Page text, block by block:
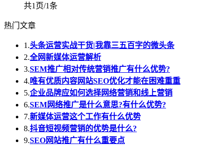
共1页/1条
热门文章
1.头条运营实战干货|我靠三五百字的微头条
2.全网新媒体运营解析
3.SEM推广相对传统营销推广有什么优势?
4. 唯有优质内容网站SEO优化才能在困难重重
5.企业品牌应如何选择网络营销和线上营销
6.SEM网络推广是什么意思?有什么优势?
7.新媒体运营这个工作有什么优势
8.抖音短视频营销的优势是什么?
9.SEO网站推广有什么重要点